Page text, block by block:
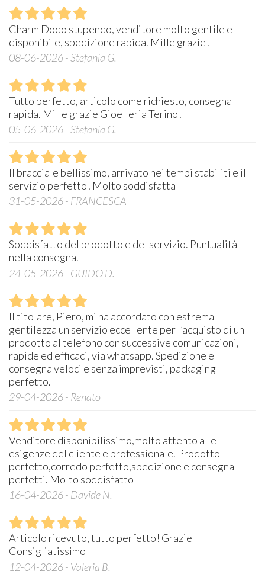
Charm Dodo stupendo, venditore molto gentile e
disponibile, spedizione rapida. Mille grazie!
08-06-2026 - Stefania G.
Tutto perfetto, articolo come richiesto, consegna
rapida. Mille grazie Gioelleria Terino!
05-06-2026 - Stefania G.
Il bracciale bellissimo, arrivato nei tempi stabiliti e il
servizio perfetto! Molto soddisfatta
31-05-2026 - FRANCESCA
Soddisfatto del prodotto e del servizio. Puntualità
nella consegna.
24-05-2026 - GUIDO D.
Il titolare, Piero, mi ha accordato con estrema
gentilezza un servizio eccellente per l’acquisto di un
prodotto al telefono con successive comunicazioni,
rapide ed efficaci, via whatsapp. Spedizione e
consegna veloci e senza imprevisti, packaging
perfetto.
29-04-2026 - Renato
Venditore disponibilissimo,molto attento alle
esigenze del cliente e professionale. Prodotto
perfetto,corredo perfetto,spedizione e consegna
perfetti. Molto soddisfatto
16-04-2026 - Davide N.
Articolo ricevuto, tutto perfetto! Grazie
Consigliatissimo
12-04-2026 - Valeria B.